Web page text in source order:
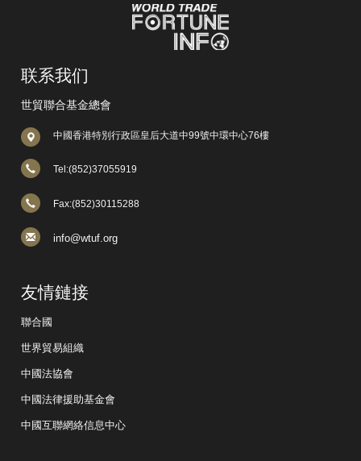
联系我们
世貿聯合基金總會
中國香港特別行政區皇后大道中99號中環中心76樓
Tel:(852)37055919
Fax:(852)30115288
info@wtuf.org
友情鏈接
聯合國
世界貿易組織
中國法協會
中國法律援助基金會
中國互聯網絡信息中心